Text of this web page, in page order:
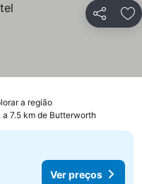
Partilhar
a região
7.5 km de Butterworth
Ver preços